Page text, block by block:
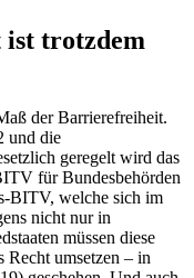
trotzdem
der Barrierefreiheit.
und die
geregelt wird das
für Bundesbehörden
BITV, welche sich im
nicht nur in
müssen diese
umsetzen – in